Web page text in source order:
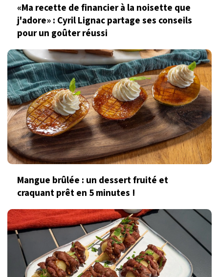
«Ma recette de financier à la noisette que
j'adore» : Cyril Lignac partage ses conseils
pour un goûter réussi
Mangue brûlée : un dessert fruité et
craquant prêt en 5 minutes !